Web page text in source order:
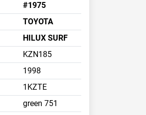
#1975
TOYOTA
HILUX SURF
KZN185
1998
1KZTE
green 751